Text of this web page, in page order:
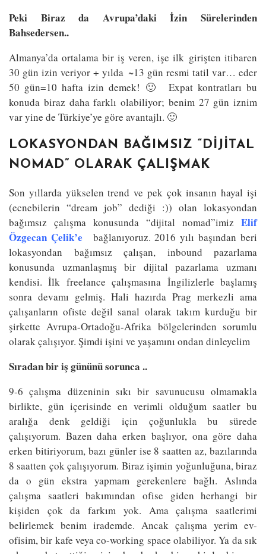
Peki Biraz da Avrupa’daki İzin Sürelerinden
Bahsedersen..
Almanya’da ortalama bir iş veren, işe ilk girişten itibaren
30 gün izin veriyor + yılda ~13 gün resmi tatil var… eder
50 gün=10 hafta izin demek! 🙂 Expat kontratları bu
konuda biraz daha farklı olabiliyor; benim 27 gün iznim
var yine de Türkiye’ye göre avantajlı. 🙂
LOKASYONDAN BAĞIMSIZ “DIJITAL
NOMAD” OLARAK ÇALIŞMAK
Son yıllarda yükselen trend ve pek çok insanın hayal işi
(ecnebilerin “dream job” dediği :)) olan lokasyondan
bağımsız çalışma konusunda “dijital nomad”imiz Elif
Özgecan Çelik’e
bağlanıyoruz. 2016 yılı başından beri
lokasyondan bağımsız çalışan, inbound pazarlama
konusunda uzmanlaşmış bir dijital pazarlama uzmanı
kendisi. İlk freelance çalışmasına İngilizlerle başlamış
sonra devamı gelmiş. Hali hazırda Prag merkezli ama
çalışanların ofiste değil sanal olarak takım kurduğu bir
şirkette Avrupa-Ortadoğu-Afrika bölgelerinden sorumlu
olarak çalışıyor. Şimdi işini ve yaşamını ondan dinleyelim
Sıradan bir iş gününü sorunca ..
9-6 çalışma düzeninin sıkı bir savunucusu olmamakla
birlikte, gün içerisinde en verimli olduğum saatler bu
aralığa denk geldiği için çoğunlukla bu sürede
çalışıyorum. Bazen daha erken başlıyor, ona göre daha
erken bitiriyorum, bazı günler ise 8 saatten az, bazılarında
8 saatten çok çalışıyorum. Biraz işimin yoğunluğuna, biraz
da o gün ekstra yapmam gerekenlere bağlı. Aslında
çalışma saatleri bakımından ofise giden herhangi bir
kişiden çok da farkım yok. Ama çalışma saatlerimi
belirlemek benim irademde. Ancak çalışma yerim ev-
ofisim, bir kafe veya co-working space olabiliyor. Ya da sık